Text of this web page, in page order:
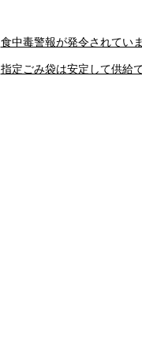
食中毒警報が発令されてい
指定ごみ袋は安定して供給